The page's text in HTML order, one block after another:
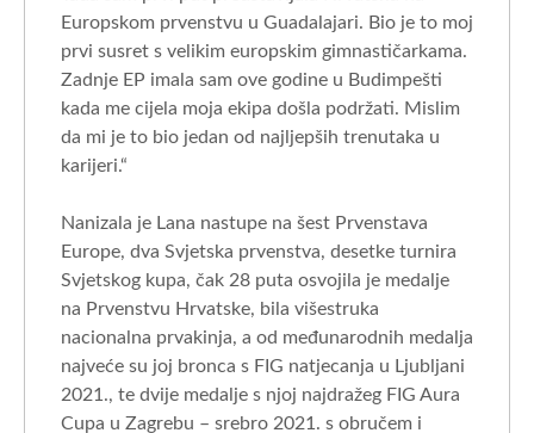
Europskom prvenstvu u Guadalajari. Bio je to moj
prvi susret s velikim europskim gimnastičarkama.
Zadnje EP imala sam ove godine u Budimpešti
kada me cijela moja ekipa došla podržati. Mislim
da mi je to bio jedan od najljepših trenutaka u
karijeri.“
Nanizala je Lana nastupe na šest Prvenstava
Europe, dva Svjetska prvenstva, desetke turnira
Svjetskog kupa, čak 28 puta osvojila je medalje
na Prvenstvu Hrvatske, bila višestruka
nacionalna prvakinja, a od međunarodnih medalja
najveće su joj bronca s FIG natjecanja u Ljubljani
2021., te dvije medalje s njoj najdražeg FIG Aura
Cupa u Zagrebu – srebro 2021. s obručem i